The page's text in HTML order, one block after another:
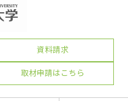
資料請求
取材申請はこちら